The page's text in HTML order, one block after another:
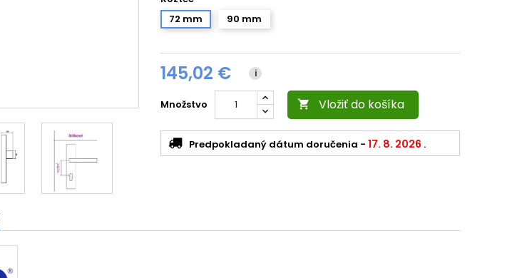
72 mm
90 mm
145,02 € i
Množstvo  Vložiť do košíka
Predpokladaný dátum doručenia - 17. 8. 2026 .